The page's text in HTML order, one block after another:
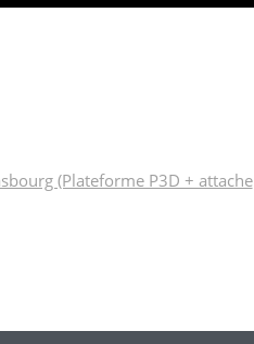
(Plateforme P3D + attache